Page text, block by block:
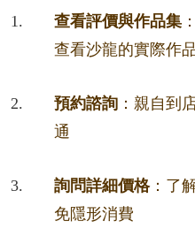
查看評價與作品集
查看沙龍的實際作
預約諮詢 ：親自到
通
詢問詳細價格：了
免隱形消費